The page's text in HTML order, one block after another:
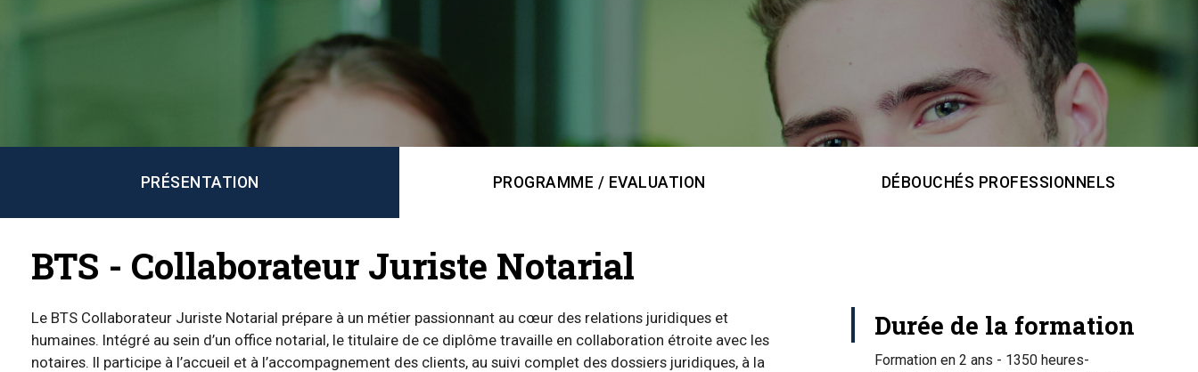
PRÉSENTATION PROGRAMME / EVALUATION DÉBOUCHÉS PROFESSIONNELS
BTS - Collaborateur Juriste Notarial
Le BTS Collaborateur Juriste Notarial prépare à un métier passionnant au cœur des relations juridiques et
humaines. Intégré au sein d’un office notarial, le titulaire de ce diplôme travaille en collaboration étroite avec les
notaires. Il participe à l’accueil et à l’accompagnement des clients, au suivi complet des dossiers juridiques, à la
Durée de la formation
Formation en 2 ans - 1350 heures-